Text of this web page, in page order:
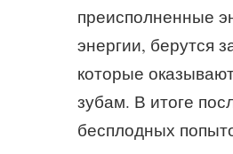
преисполненные
энергии, берутся
которые
зубам. В итоге
бесплодных